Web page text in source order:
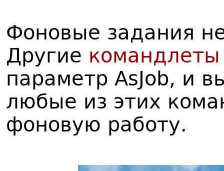
Фоновые задания
Другие командлеты
параметр AsJob, и
любые из этих
фоновую работу.